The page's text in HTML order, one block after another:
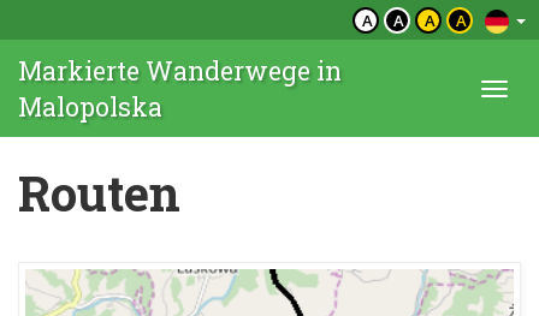
A A A A
Markierte Wanderwege in
Malopolska
Routen